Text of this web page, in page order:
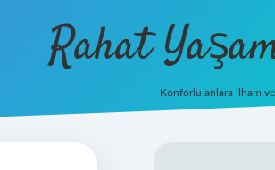
Rahat
Konforlu anlara ilham